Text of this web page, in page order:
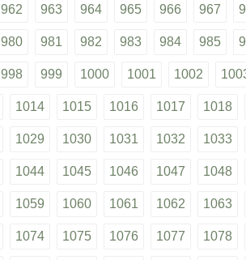
962 963 964 965 966 967
980 981 982 983 984 985
998 999 1000 1001 1002
1014 1015 1016 1017 1018
1029 1030 1031 1032 1033
1044 1045 1046 1047 1048
1059 1060 1061 1062 1063
1074 1075 1076 1077 1078